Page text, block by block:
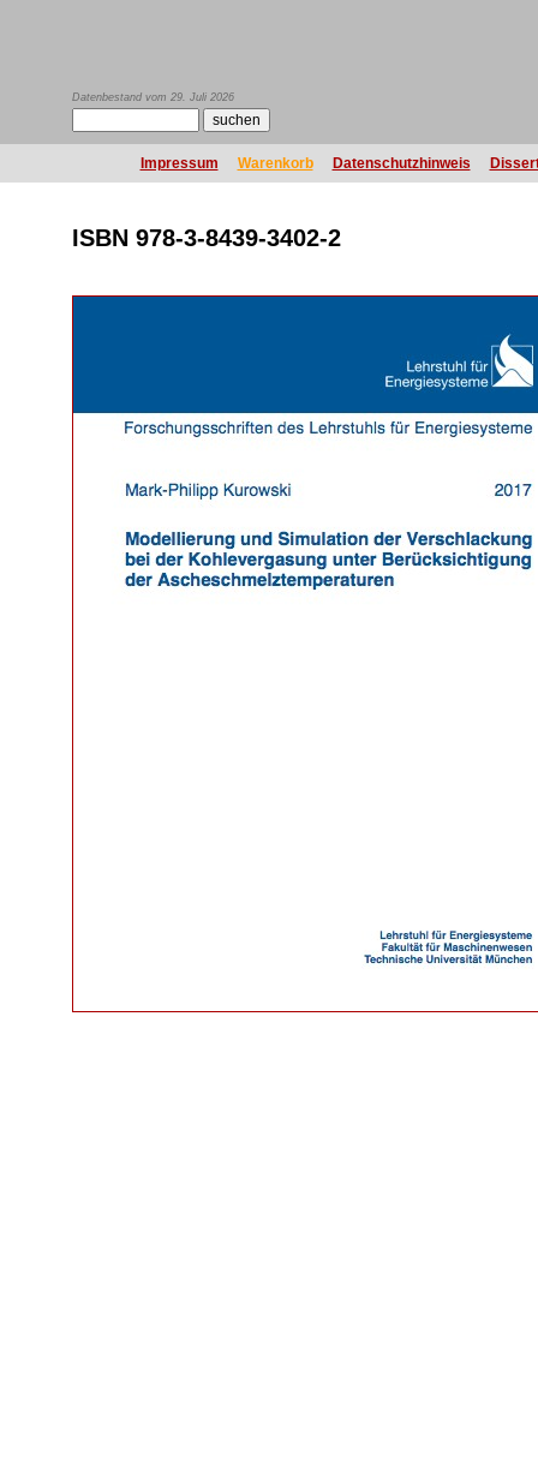
Datenbestand vom 29. Juli 2026
Impressum Warenkorb Datenschutzhinweis
ISBN 978-3-8439-3402-2